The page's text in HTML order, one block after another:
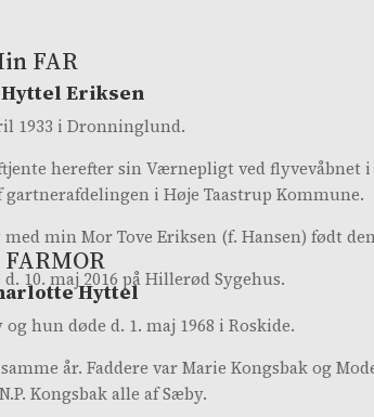
FAR
Eriksen
1933 i Dronninglund.
herefter sin Værnepligt ved flyvevåbnet
i Høje Taastrup Kommune.
min Mor Tove Eriksen (f. Hansen) født
10. maj 2016 på Hillerød Sygehus.
Hyttel
hun døde d. 1. maj 1968 i Roskide.
år. Faddere var Marie Kongsbak og
Kongsbak alle af Sæby.